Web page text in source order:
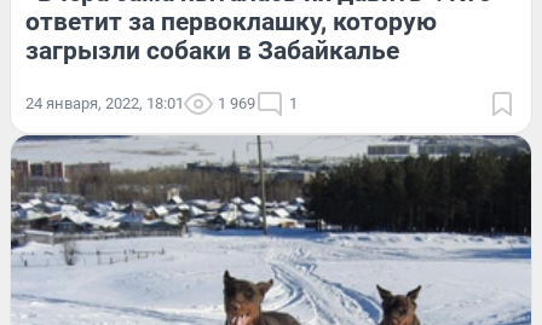
ответит за первоклашку, которую
загрызли собаки в Забайкалье
24 января, 2022, 18:01 1 969 1